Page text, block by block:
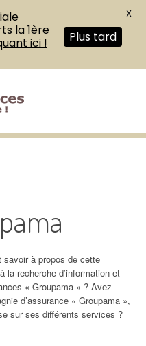
savoir à propos de cette
la recherche d’information et
« Groupama » ? Avez-
d’assurance « Groupama »,
sur ses différents services ?
la 1ère
ici !
Plus tard
X